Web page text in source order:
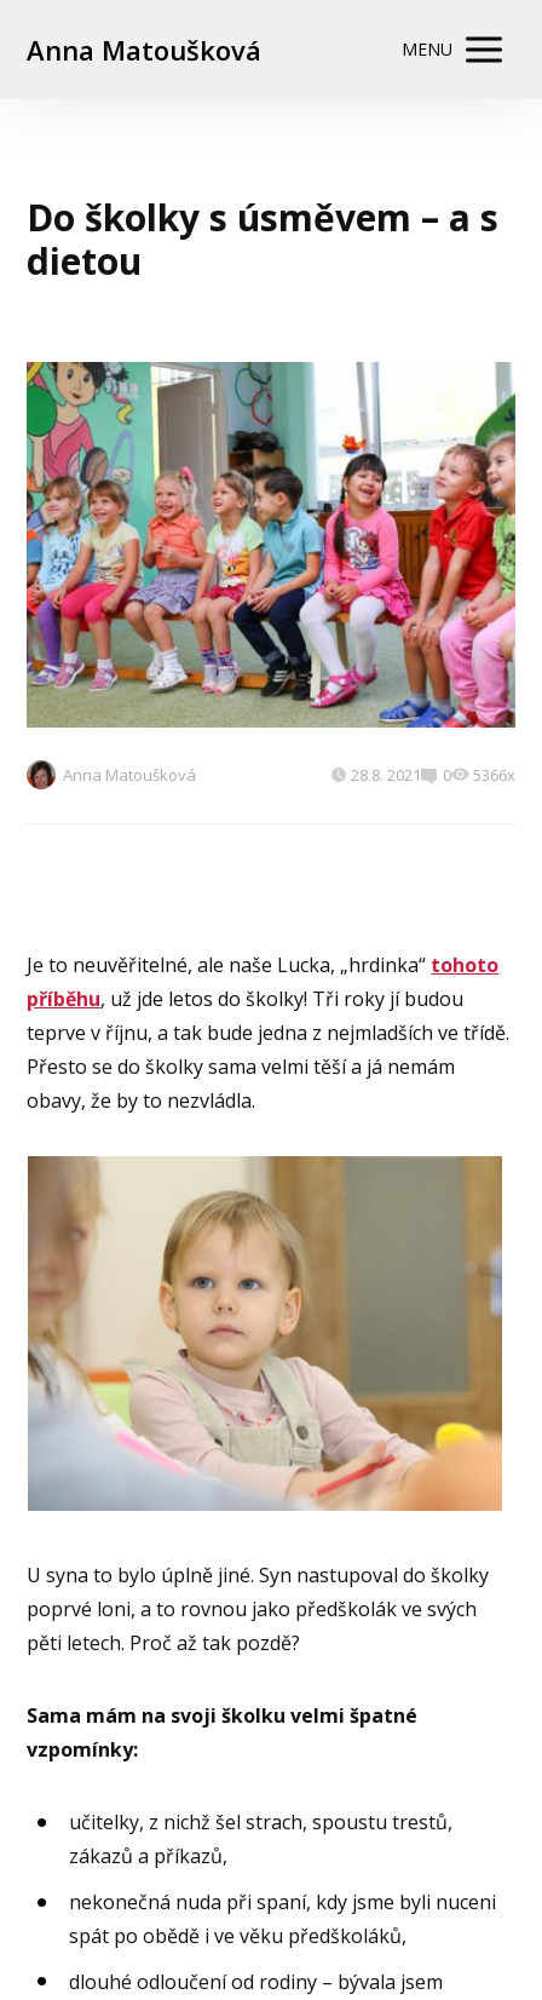
Anna Matoušková MENU
Do školky s úsměvem – a s
dietou
Anna Matoušková 28.8. 2021 0 5366x
Je to neuvěřitelné, ale naše Lucka, „hrdinka“ tohoto
příběhu, už jde letos do školky! Tři roky jí budou
teprve v říjnu, a tak bude jedna z nejmladších ve třídě.
Přesto se do školky sama velmi těší a já nemám
obavy, že by to nezvládla.
U syna to bylo úplně jiné. Syn nastupoval do školky
poprvé loni, a to rovnou jako předškolák ve svých
pěti letech. Proč až tak pozdě?
Sama mám na svoji školku velmi špatné
vzpomínky:
učitelky, z nichž šel strach, spoustu trestů,
zákazů a příkazů,
nekonečná nuda při spaní, kdy jsme byli nuceni
spát po obědě i ve věku předškoláků,
dlouhé odloučení od rodiny – bývala jsem